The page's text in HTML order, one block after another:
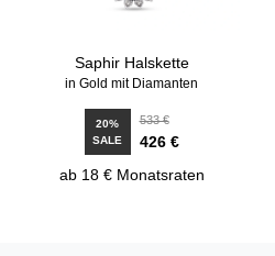
Saphir Halskette
in Gold mit Diamanten
20%
SALE
533 €
426 €
ab 18 € Monatsraten